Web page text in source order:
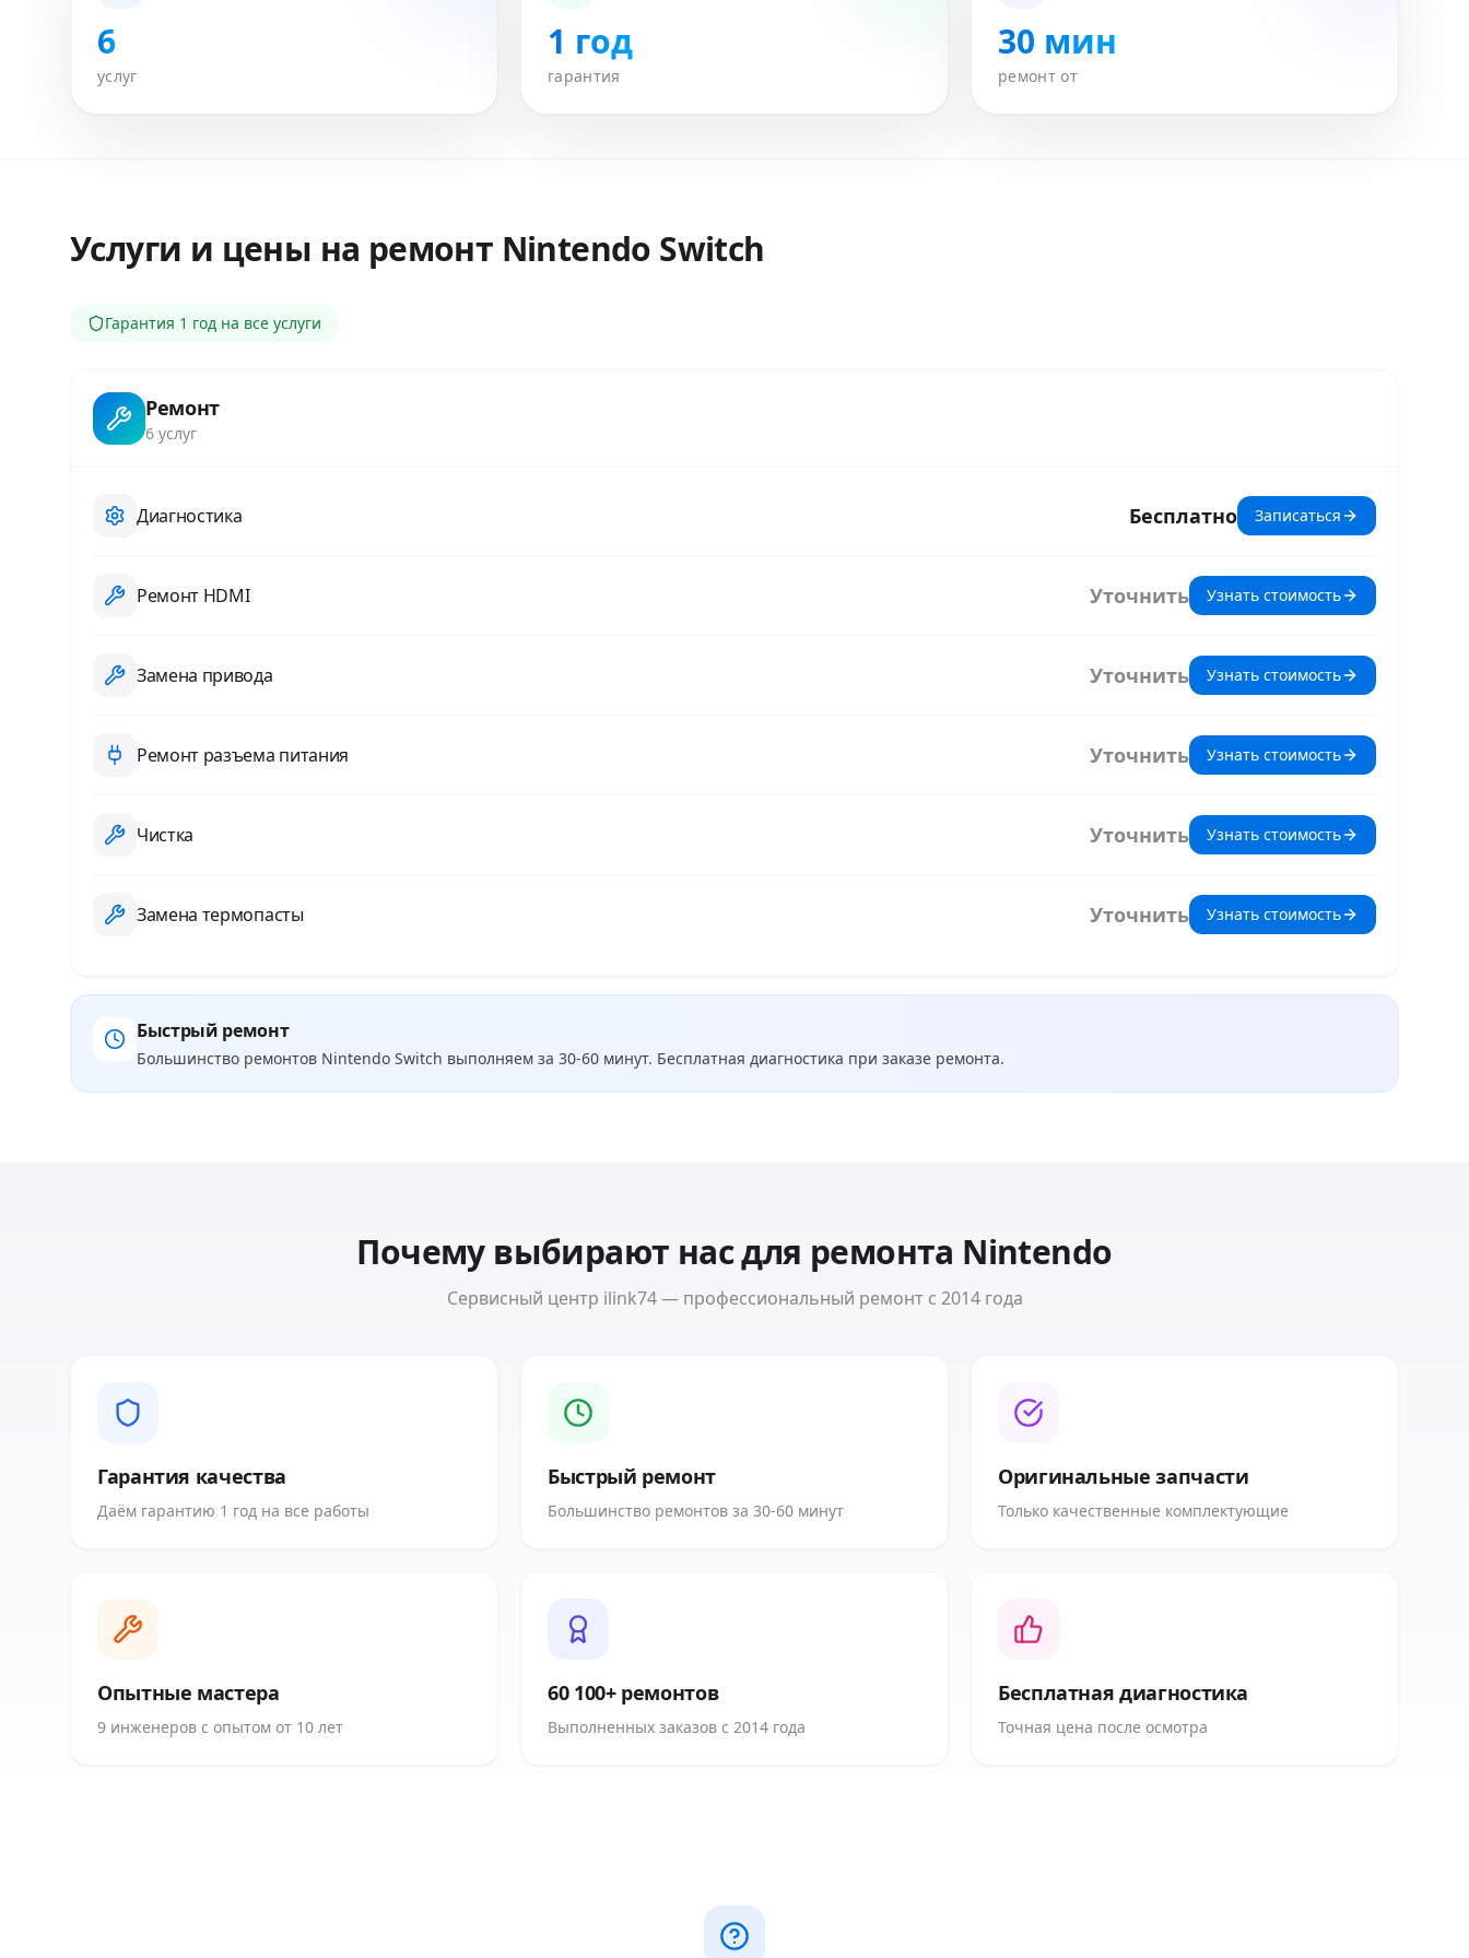
6
услуг
1 год
гарантия
30 мин
ремонт от
Услуги и цены на ремонт Nintendo Switch
Гарантия 1 год на все услуги
Ремонт
6 услуг
Диагностика Бесплатно Записаться
Ремонт HDMI Уточнить Узнать стоимость
Замена привода Уточнить Узнать стоимость
Ремонт разъема питания Уточнить Узнать стоимость
Чистка Уточнить Узнать стоимость
Замена термопасты Уточнить Узнать стоимость
Быстрый ремонт
Большинство ремонтов Nintendo Switch выполняем за 30-60 минут. Бесплатная диагностика при заказе ремонта.
Почему выбирают нас для ремонта Nintendo
Сервисный центр ilink74 — профессиональный ремонт с 2014 года
Гарантия качества
Даём гарантию 1 год на все работы
Быстрый ремонт
Большинство ремонтов за 30-60 минут
Оригинальные запчасти
Только качественные комплектующие
Опытные мастера
9 инженеров с опытом от 10 лет
60 100+ ремонтов
Выполненных заказов с 2014 года
Бесплатная диагностика
Точная цена после осмотра